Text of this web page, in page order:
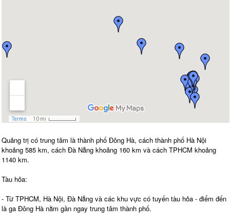
Quảng trị có trung tâm là thành phố Đông Hà, cách thành phố Hà Nội
khoảng 585 km, cách Đà Nẵng khoảng 160 km và cách TPHCM khoảng
1140 km.
Tàu hỏa:
- Từ TPHCM, Hà Nội, Đà Nẵng và các khu vực có tuyến tàu hỏa - điểm đến
là ga Đông Hà nằm gần ngay trung tâm thành phố.